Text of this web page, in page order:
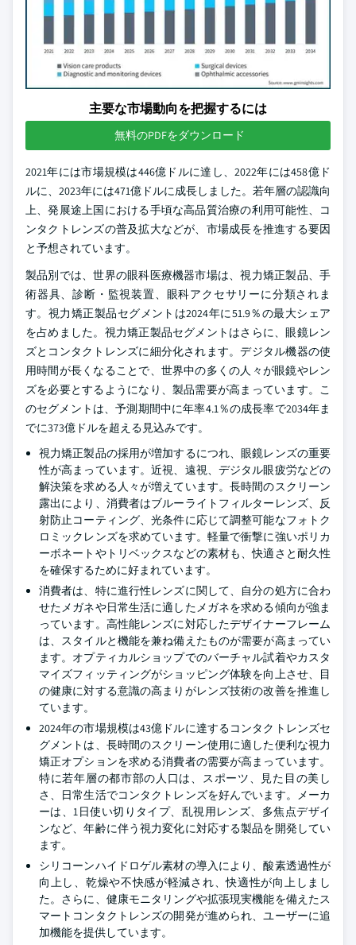
主要な市場動向を把握するには
無料のPDFをダウンロード
2021年には市場規模は446億ドルに達し、2022年には458億ド
ルに、2023年には471億ドルに成長しました。若年層の認識向
上、発展途上国における手頃な高品質治療の利用可能性、コ
ンタクトレンズの普及拡大などが、市場成長を推進する要因
と予想されています。
製品別では、世界の眼科医療機器市場は、視力矯正製品、手
術器具、診断・監視装置、眼科アクセサリーに分類されま
す。視力矯正製品セグメントは2024年に51.9％の最大シェア
を占めました。視力矯正製品セグメントはさらに、眼鏡レン
ズとコンタクトレンズに細分化されます。デジタル機器の使
用時間が長くなることで、世界中の多くの人々が眼鏡やレン
ズを必要とするようになり、製品需要が高まっています。こ
のセグメントは、予測期間中に年率4.1％の成長率で2034年ま
でに373億ドルを超える見込みです。
視力矯正製品の採用が増加するにつれ、眼鏡レンズの重要
性が高まっています。近視、遠視、デジタル眼疲労などの
解決策を求める人々が増えています。長時間のスクリーン
露出により、消費者はブルーライトフィルターレンズ、反
射防止コーティング、光条件に応じて調整可能なフォトク
ロミックレンズを求めています。軽量で衝撃に強いポリカ
ーボネートやトリベックスなどの素材も、快適さと耐久性
を確保するために好まれています。
消費者は、特に進行性レンズに関して、自分の処方に合わ
せたメガネや日常生活に適したメガネを求める傾向が強ま
っています。高性能レンズに対応したデザイナーフレーム
は、スタイルと機能を兼ね備えたものが需要が高まってい
ます。オプティカルショップでのバーチャル試着やカスタ
マイズフィッティングがショッピング体験を向上させ、目
の健康に対する意識の高まりがレンズ技術の改善を推進し
ています。
2024年の市場規模は43億ドルに達するコンタクトレンズセ
グメントは、長時間のスクリーン使用に適した便利な視力
矯正オプションを求める消費者の需要が高まっています。
特に若年層の都市部の人口は、スポーツ、見た目の美し
さ、日常生活でコンタクトレンズを好んでいます。メーカ
ーは、1日使い切りタイプ、乱視用レンズ、多焦点デザイ
ンなど、年齢に伴う視力変化に対応する製品を開発してい
ます。
シリコーンハイドロゲル素材の導入により、酸素透過性が
向上し、乾燥や不快感が軽減され、快適性が向上しまし
た。さらに、健康モニタリングや拡張現実機能を備えたス
マートコンタクトレンズの開発が進められ、ユーザーに追
加機能を提供しています。